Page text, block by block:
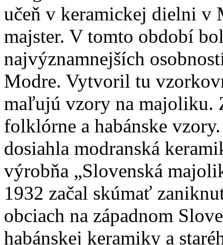
učeň v keramickej dielni v
majster. V tomto období
najvýznamnejších
Modre. Vytvoril tu
maľujú vzory na majoliku.
folklórne a habánske
dosiahla modranská
výrobňa „Slovenská
1932 začal skúmať
obciach na západnom
habánskej keramiky a